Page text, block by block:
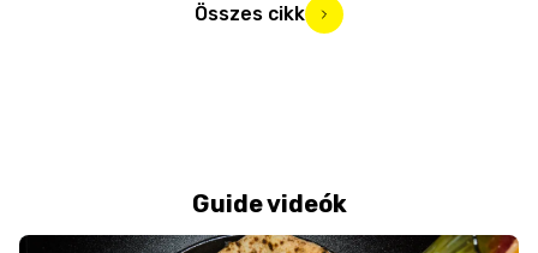
Összes cikk
Guide videók